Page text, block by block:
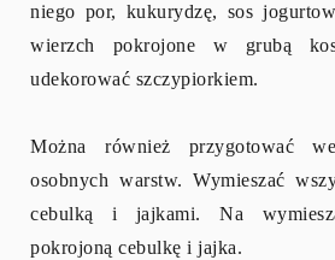
niego por, kukurydzę, sos
wierzch pokrojone w grubą
udekorować szczypiorkiem.
Można również przygotować
osobnych warstw. Wymieszać
cebulką i jajkami. Na
pokrojoną cebulkę i jajka.